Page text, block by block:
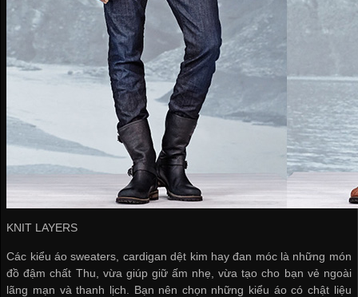
KNIT LAYERS
Các kiểu áo sweaters, cardigan dệt kim hay đan móc là những món
đồ đậm chất Thu, vừa giúp giữ ấm nhẹ, vừa tạo cho bạn vẻ ngoài
lãng mạn và thanh lịch. Bạn nên chọn những kiểu áo có chật liệu